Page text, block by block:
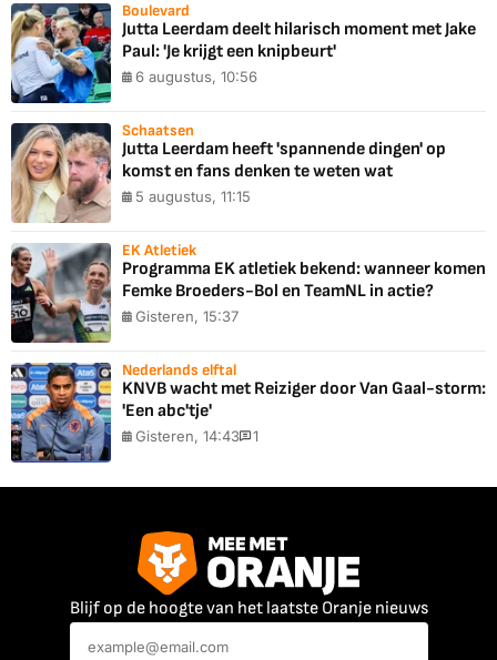
Boulevard
Jutta Leerdam deelt hilarisch moment met Jake
Paul: 'Je krijgt een knipbeurt'
6 augustus, 10:56
Schaatsen
Jutta Leerdam heeft 'spannende dingen' op
komst en fans denken te weten wat
5 augustus, 11:15
EK Atletiek
Programma EK atletiek bekend: wanneer komen
Femke Broeders-Bol en TeamNL in actie?
Gisteren, 15:37
Nederlands elftal
KNVB wacht met Reiziger door Van Gaal-storm:
'Een abc'tje'
Gisteren, 14:43 1
Blijf op de hoogte van het laatste Oranje nieuws